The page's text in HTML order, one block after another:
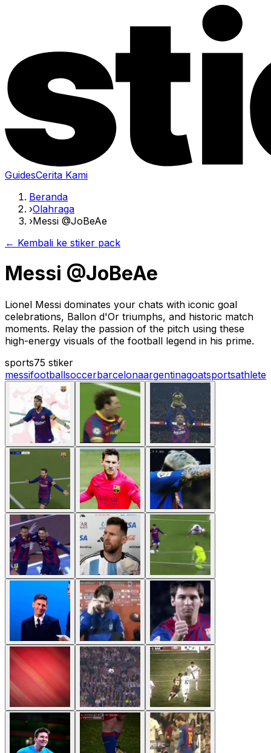
GuidesCerita Kami
Beranda
›Olahraga
›Messi @JoBeAe
← Kembali ke stiker pack
Messi @JoBeAe
Lionel Messi dominates your chats with iconic goal
celebrations, Ballon d'Or triumphs, and historic match
moments. Relay the passion of the pitch using these
high-energy visuals of the football legend in his prime.
sports75 stiker
messifootballsoccerbarcelonaargentinagoatsportsathlete